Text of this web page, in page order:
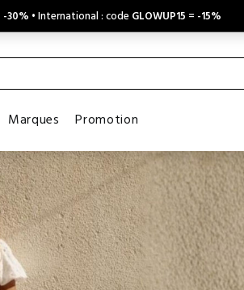
-30% • International : code GLOWUP15 = -15%
Marques Promotion